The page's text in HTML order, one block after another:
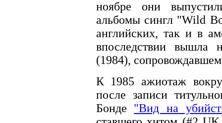
ноябре они
альбомы сингл "Wild
английских, так и в
впоследствии вышла
(1984),
К 1985 ажиотаж
после записи
Бонде "Вид на